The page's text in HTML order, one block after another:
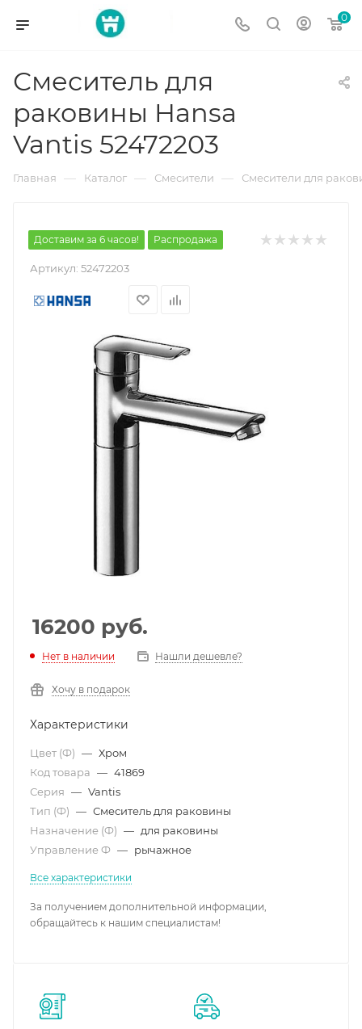
0
Смеситель для
раковины Hansa
Vantis 52472203
Главная — Каталог — Смесители — Смесители для
Доставим за 6 часов! Распродажа
Артикул: 52472203
16200 руб.
Нет в наличии Нашли дешевле?
Хочу в подарок
Характеристики
Цвет (Ф) — Хром
Код товара — 41869
Серия — Vantis
Тип (Ф) — Смеситель для раковины
Назначение (Ф) — для раковины
Управление Ф — рычажное
Все характеристики
За получением дополнительной информации,
обращайтесь к нашим специалистам!